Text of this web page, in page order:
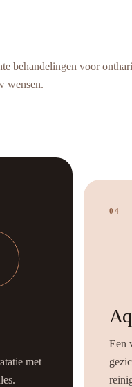
behandelingen voor
wensen.
met
04
Een